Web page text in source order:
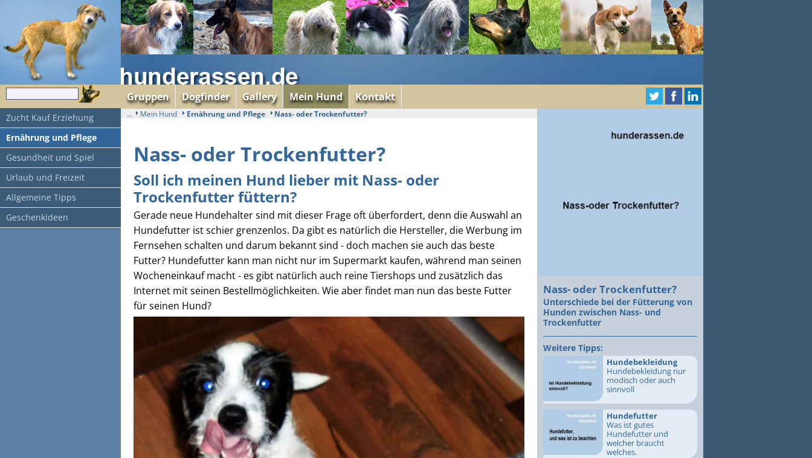
Gruppen Dogfinder Gallery Mein Hund Kontakt
Zucht Kauf Erziehung
Ernährung und Pflege
Gesundheit und Spiel
Urlaub und Freizeit
Allgemeine Tipps
Geschenkideen
... Mein Hund Ernährung und Pflege Nass- oder Trockenfutter?
Nass- oder Trockenfutter?
Soll ich meinen Hund lieber mit Nass- oder
Trockenfutter füttern?
Gerade neue Hundehalter sind mit dieser Frage oft überfordert, denn die Auswahl an
Hundefutter ist schier grenzenlos. Da gibt es natürlich die Hersteller, die Werbung im
Fernsehen schalten und darum bekannt sind - doch machen sie auch das beste
Futter? Hundefutter kann man nicht nur im Supermarkt kaufen, während man seinen
Wocheneinkauf macht - es gibt natürlich auch reine Tiershops und zusätzlich das
Internet mit seinen Bestellmöglichkeiten. Wie aber findet man nun das beste Futter
für seinen Hund?
Nass- oder Trockenfutter?
Unterschiede bei der Fütterung von
Hunden zwischen Nass- und
Trockenfutter
Weitere Tipps:
Hundebekleidung
Hundebekleidung nur
modisch oder auch
sinnvoll
Hundefutter
Was ist gutes
Hundefutter und
welcher braucht
welches.